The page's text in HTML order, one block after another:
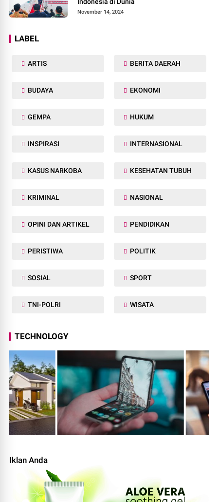
November 14, 2024
LABEL
ARTIS BERITA DAERAH
BUDAYA EKONOMI
GEMPA HUKUM
INSPIRASI INTERNASIONAL
KASUS NARKOBA KESEHATAN TUBUH
KRIMINAL NASIONAL
OPINI DAN ARTIKEL PENDIDIKAN
PERISTIWA POLITIK
SOSIAL SPORT
TNI-POLRI WISATA
TECHNOLOGY
Iklan Anda